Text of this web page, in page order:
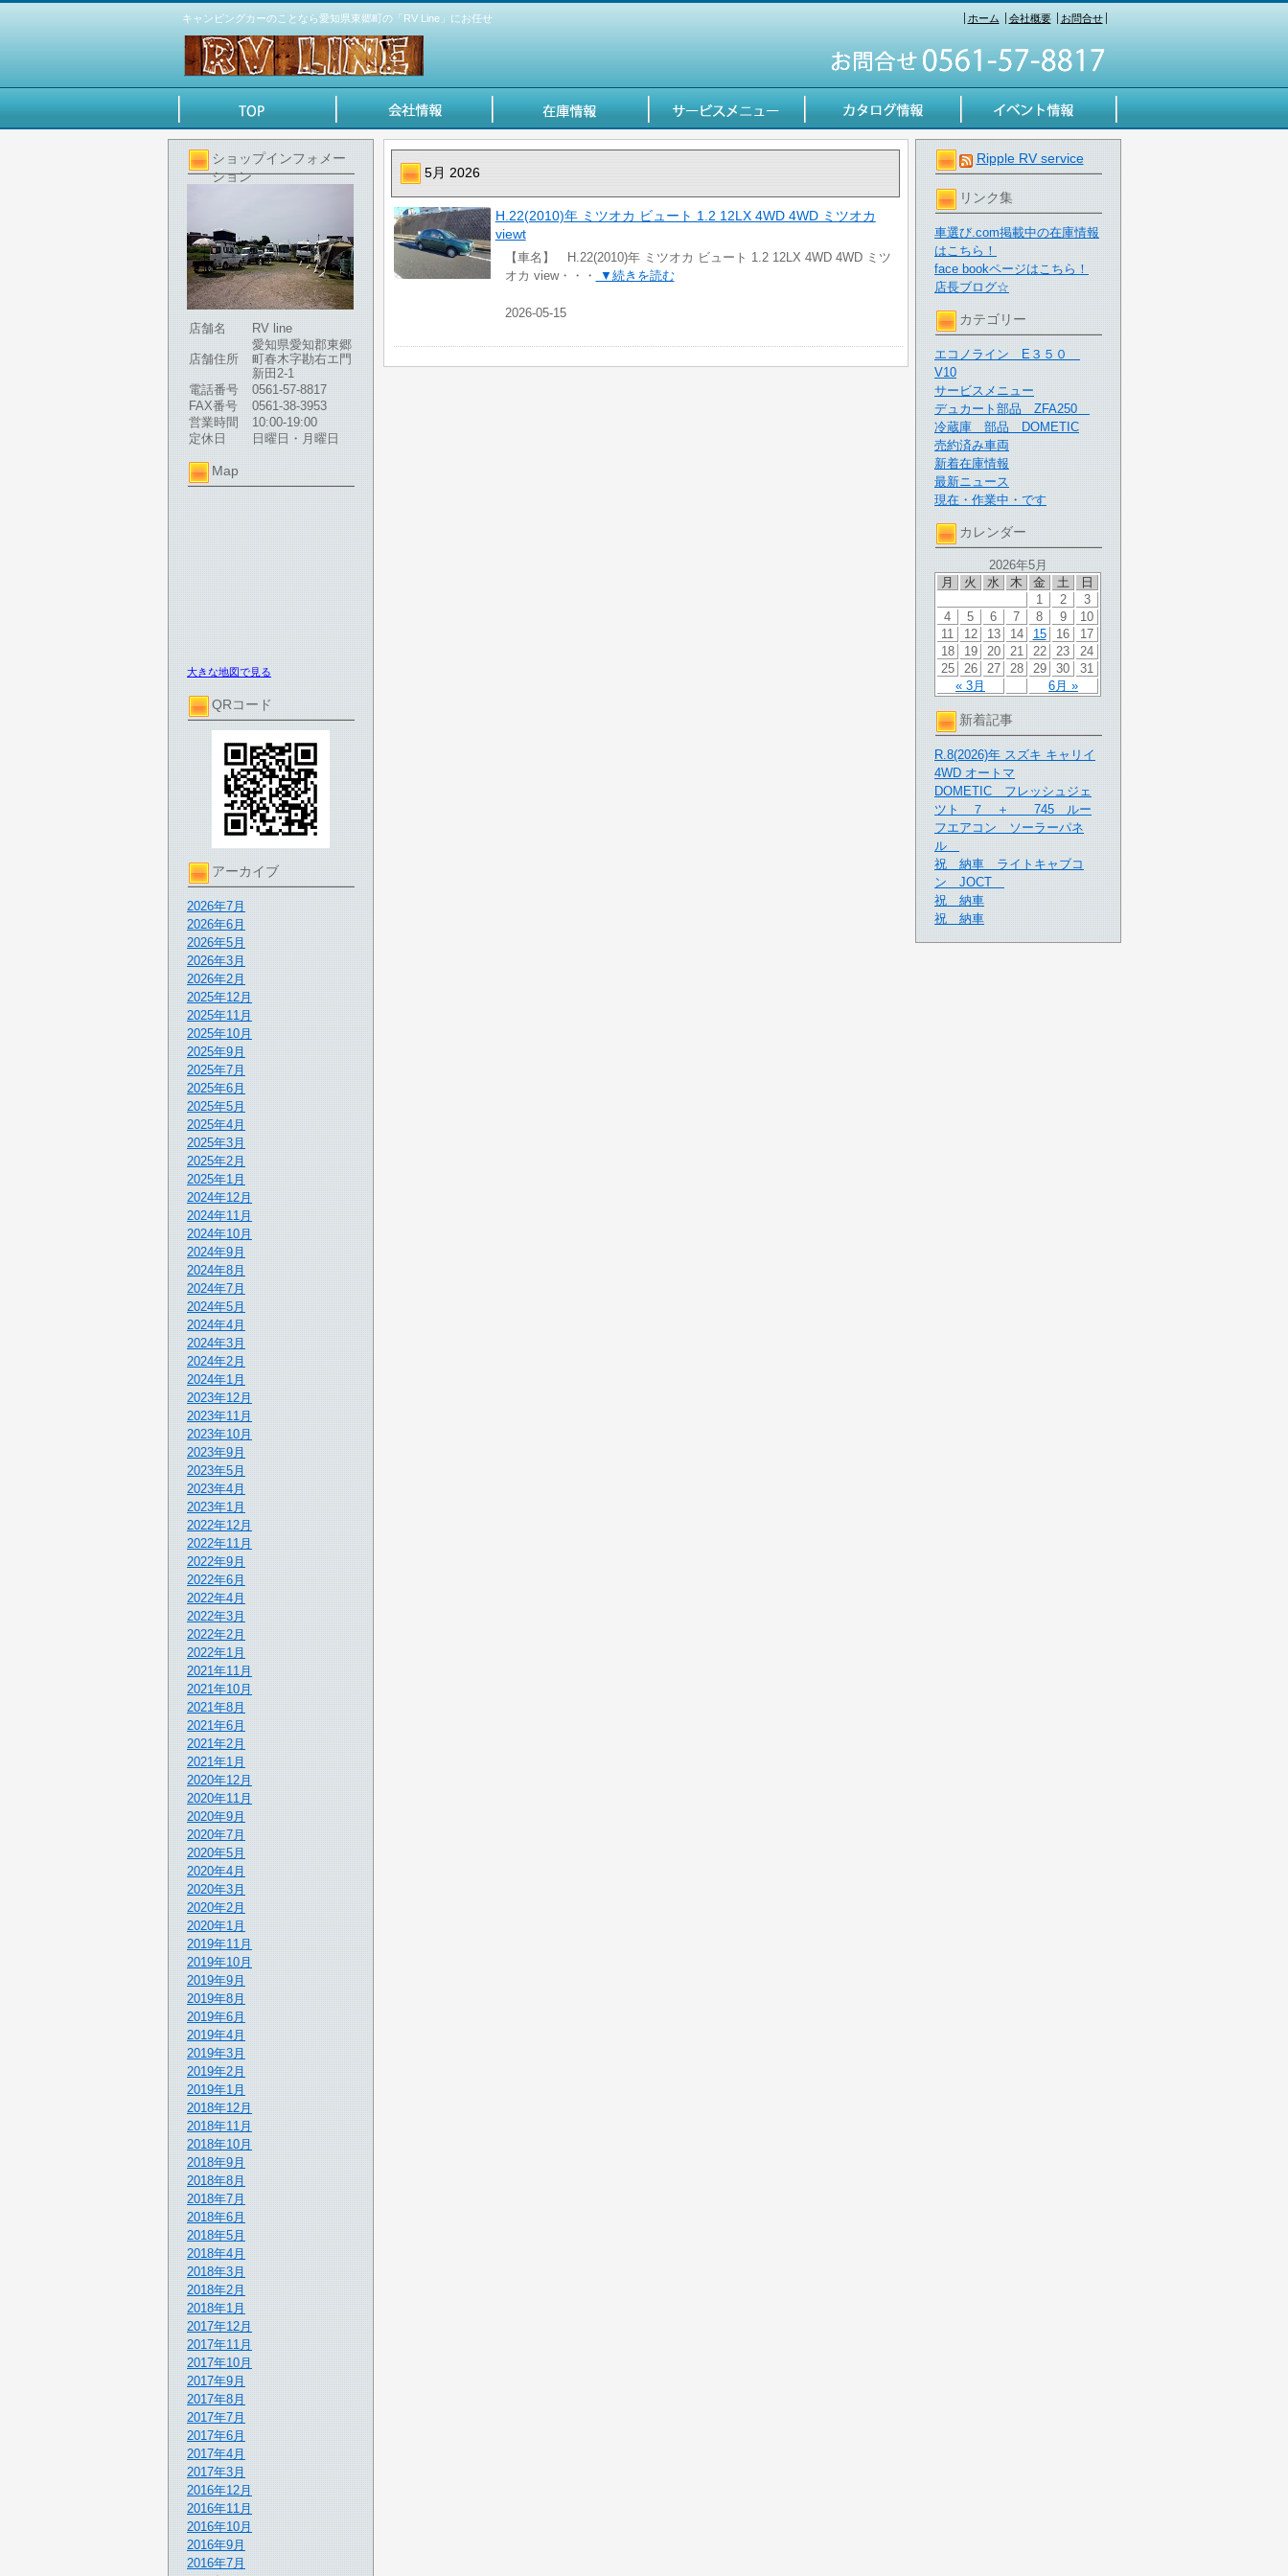
キャンピングカーのことなら愛知県東郷町の「RV Line」にお任せ ホーム 会社概要 お問合せ
ショップインフォメー
ション
店舗名 RV line
店舗住所
愛知県愛知郡東郷
町春木字勘右エ門
新田2-1
電話番号
0561-57-8817
FAX番号
0561-38-3953
営業時間
10:00-19:00
定休日
日曜日・月曜日
Map
大きな地図で見る
QRコード
アーカイブ
2026年7月
2026年6月
2026年5月
2026年3月
2026年2月
2025年12月
2025年11月
2025年10月
2025年9月
2025年7月
2025年6月
2025年5月
2025年4月
2025年3月
2025年2月
2025年1月
2024年12月
2024年11月
2024年10月
2024年9月
2024年8月
2024年7月
2024年5月
2024年4月
2024年3月
2024年2月
2024年1月
2023年12月
2023年11月
2023年10月
2023年9月
2023年5月
2023年4月
2023年1月
2022年12月
2022年11月
2022年9月
2022年6月
2022年4月
2022年3月
2022年2月
2022年1月
2021年11月
2021年10月
2021年8月
2021年6月
2021年2月
2021年1月
2020年12月
2020年11月
2020年9月
2020年7月
2020年5月
2020年4月
2020年3月
2020年2月
2020年1月
2019年11月
2019年10月
2019年9月
2019年8月
2019年6月
2019年4月
2019年3月
2019年2月
2019年1月
2018年12月
2018年11月
2018年10月
2018年9月
2018年8月
2018年7月
2018年6月
2018年5月
2018年4月
2018年3月
2018年2月
2018年1月
2017年12月
2017年11月
2017年10月
2017年9月
2017年8月
2017年7月
2017年6月
2017年4月
2017年3月
2016年12月
2016年11月
2016年10月
2016年9月
2016年7月
Ripple RV service
リンク集
車選び.com掲載中の在庫情報
はこちら！
face bookページはこちら！
店長ブログ☆
カテゴリー
エコノライン E３５０
V10
サービスメニュー
デュカート部品 ZFA250
冷蔵庫 部品 DOMETIC
売約済み車両
新着在庫情報
最新ニュース
現在・作業中・です
カレンダー
2026年5月
月
火 水 木 金 土 日
« 3月 6月 »
1 2
3
4
5 6 7 8 9
10
11
12 13 14 15 16
17
18
19 20 21 22 23
24
25
26 27 28 29 30 31
新着記事
R.8(2026)年 スズキ キャリイ
4WD オートマ
DOMETIC フレッシュジェ
ツト ７ ＋ 745 ルー
フエアコン ソーラーパネ
ル
祝 納車 ライトキャブコ
ン JOCT
祝 納車
祝 納車
5月 2026
H.22(2010)年 ミツオカ ビュート 1.2 12LX 4WD 4WD ミツオカ
viewt
【車名】 H.22(2010)年 ミツオカ ビュート 1.2 12LX 4WD 4WD ミツ
オカ view・・・
▼続きを読む
2026-05-15